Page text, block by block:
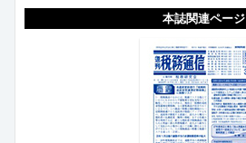
本誌関連ページ